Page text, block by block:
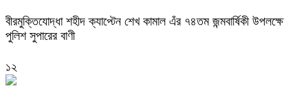
বীরমুক্তিযোদ্ধা শহীদ ক্যাপ্টেন শেখ কামাল এঁর ৭৪তম জন্মবার্ষিকী উপলক্ষে
পুলিশ সুপারের বাণী
১২